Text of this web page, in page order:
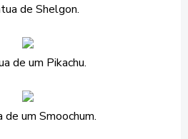
de Shelgon.
de um Pikachu.
de um Smoochum.